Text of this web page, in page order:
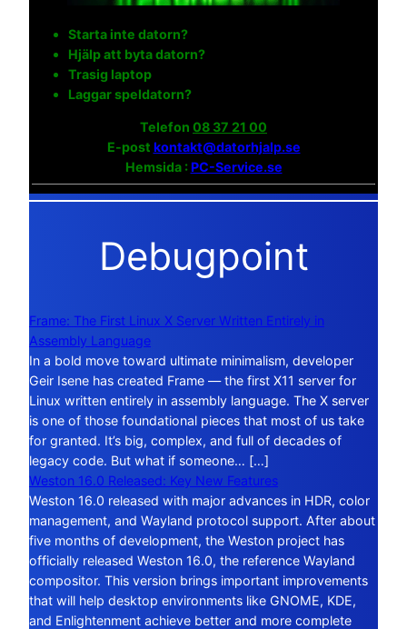
Starta inte datorn?
Hjälp att byta datorn?
Trasig laptop
Laggar speldatorn?
Telefon 08 37 21 00
E-post kontakt@datorhjalp.se
Hemsida :PC-Service.se
Debugpoint
Frame: The First Linux X Server Written Entirely in
Assembly Language
In a bold move toward ultimate minimalism, developer
Geir Isene has created Frame — the first X11 server for
Linux written entirely in assembly language. The X server
is one of those foundational pieces that most of us take
for granted. It’s big, complex, and full of decades of
legacy code. But what if someone… […]
Weston 16.0 Released: Key New Features
Weston 16.0 released with major advances in HDR, color
management, and Wayland protocol support. After about
five months of development, the Weston project has
officially released Weston 16.0, the reference Wayland
compositor. This version brings important improvements
that will help desktop environments like GNOME, KDE,
and Enlightenment achieve better and more complete